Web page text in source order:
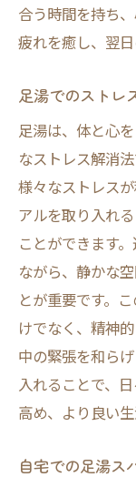
合う時間を持ち
疲れを癒し、翌
足湯でのストレ
足湯は、体と心
なストレス解消
様々なストレス
アルを取り入れ
ことができます
ながら、静かな
とが重要です。
けでなく、精神
中の緊張を和ら
入れることで、
高め、より良い
自宅での足湯ス